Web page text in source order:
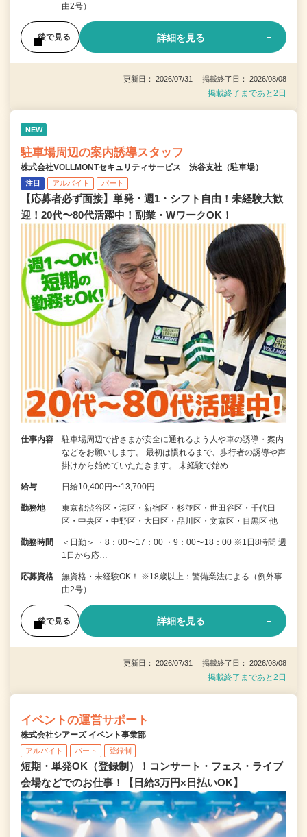
由2号）
後で見る 詳細を見る
更新日： 2026/07/31 掲載終了日： 2026/08/08
掲載終了まであと2日
NEW
駐車場周辺の案内誘導スタッフ
株式会社VOLLMONTセキュリティサービス 渋谷支社（駐車場）
注目 アルバイト パート
【応募者必ず面接】単発・週1・シフト自由！未経験大歓
迎！20代〜80代活躍中！副業・WワークOK！
仕事内容
駐車場周辺で皆さまが安全に通れるよう人や車の誘導・案内
などをお願いします。 最初は慣れるまで、歩行者の誘導や声
掛けから始めていただきます。 未経験で始め…
給与 日給10,400円〜13,700円
勤務地
東京都渋谷区・港区・新宿区・杉並区・世田谷区・千代田
区・中央区・中野区・大田区・品川区・文京区・目黒区 他
勤務時間
＜日勤＞ ・8：00〜17：00 ・9：00〜18：00 ※1日8時間 週
1日から応…
応募資格
無資格・未経験OK！ ※18歳以上：警備業法による（例外事
由2号）
後で見る 詳細を見る
更新日： 2026/07/31 掲載終了日： 2026/08/08
掲載終了まであと2日
イベントの運営サポート
株式会社シアーズ イベント事業部
アルバイト パート 登録制
短期・単発OK（登録制）！コンサート・フェス・ライブ
会場などでのお仕事！【日給3万円×日払いOK】